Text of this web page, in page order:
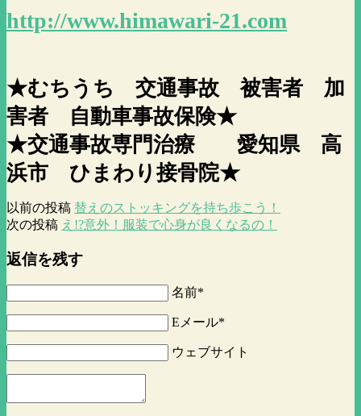
http://www.himawari-21.com
★むちうち 交通事故 被害者 加
害者 自動車事故保険★
★交通事故専門治療 愛知県 高
浜市 ひまわり接骨院★
以前の投稿 替えのストッキングを持ち歩こう！
次の投稿 え!?意外！服装で心身が良くなるの！
返信を残す
名前*
Eメール*
ウェブサイト